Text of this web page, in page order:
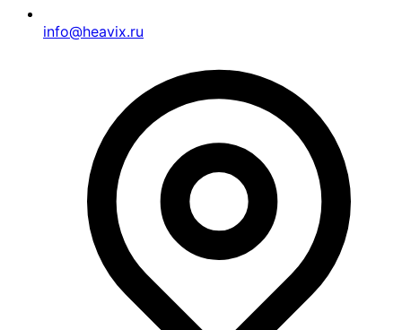
info@heavix.ru